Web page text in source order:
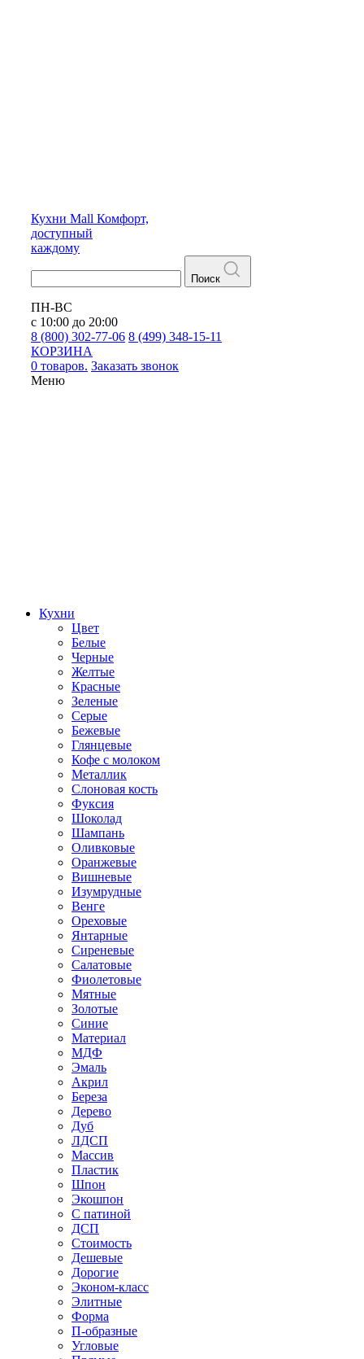
Кухни Mall Комфорт,
доступный
каждому
Поиск
ПН-ВС
с 10:00 до 20:00
8 (800) 302-77-06 8 (499) 348-15-11
КОРЗИНА
0 товаров. Заказать звонок
Меню
Кухни
Цвет
Белые
Черные
Желтые
Красные
Зеленые
Серые
Бежевые
Глянцевые
Кофе с молоком
Металлик
Слоновая кость
Фуксия
Шоколад
Шампань
Оливковые
Оранжевые
Вишневые
Изумрудные
Венге
Ореховые
Янтарные
Сиреневые
Салатовые
Фиолетовые
Мятные
Золотые
Синие
Материал
МДФ
Эмаль
Акрил
Береза
Дерево
Дуб
ЛДСП
Массив
Пластик
Шпон
Экошпон
С патиной
ДСП
Стоимость
Дешевые
Дорогие
Эконом-класс
Элитные
Форма
П-образные
Угловые